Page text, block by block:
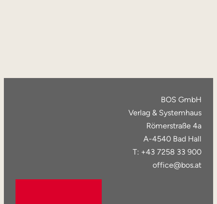
BOS GmbH
Verlag & Systemhaus
Römerstraße 4a
A-4540 Bad Hall
T: +43 7258 33 900
office@bos.at